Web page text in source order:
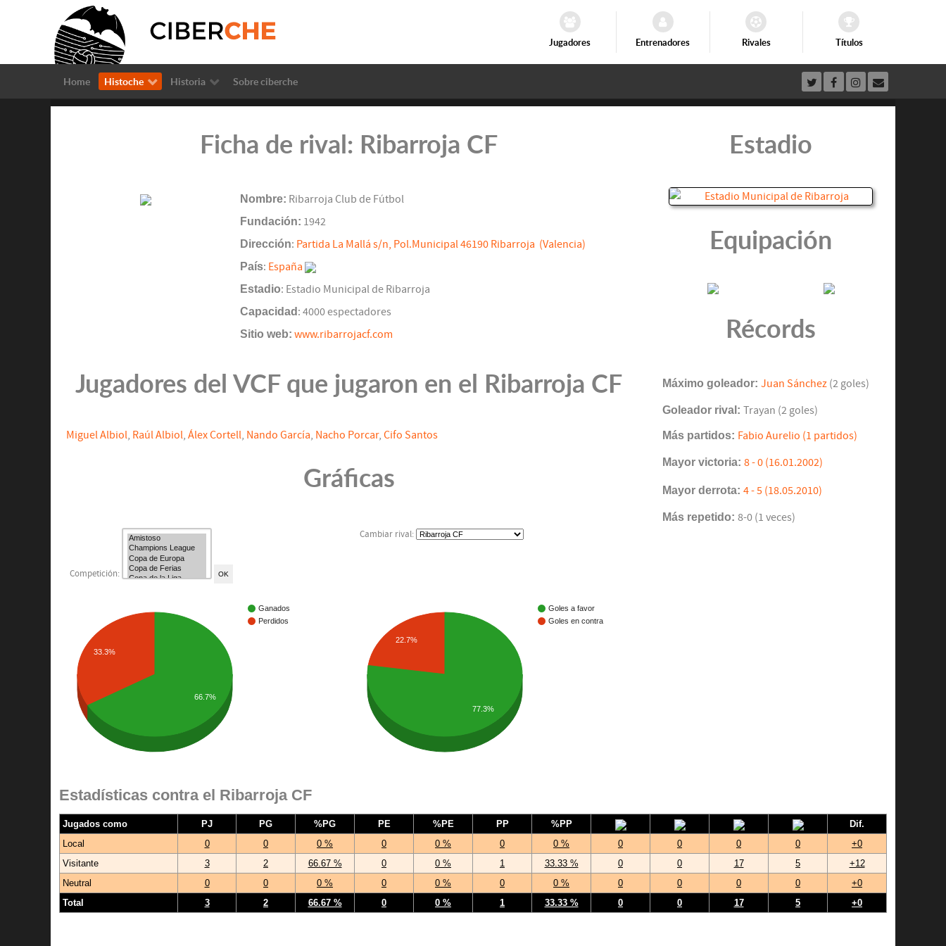
Jugadores Entrenadores Rivales Títulos
Home Histoche Historia Sobre ciberche
Ficha de rival: Ribarroja CF
Nombre: Ribarroja Club de Fútbol
Fundación: 1942
Dirección: Partida La Mallá s/n, Pol.Municipal 46190 Ribarroja (Valencia)
País: España
Estadio: Estadio Municipal de Ribarroja
Capacidad : 4000 espectadores
Sitio web: www.ribarrojacf.com
Jugadores del VCF que jugaron en el Ribarroja CF
Miguel Albiol, Raúl Albiol, Álex Cortell, Nando García, Nacho Porcar, Cifo Santos
Gráficas
Competición:
Cambiar rival:
Ganados
Perdidos
33.3%
66.7%
Goles a favor
Goles en contra
22.7%
77.3%
Estadio
Equipación
Récords
Máximo goleador: Juan Sánchez(2 goles)
Goleador rival: Trayan (2 goles)
Más partidos: Fabio Aurelio (1 partidos)
Mayor victoria: 8 - 0 (16.01.2002)
Mayor derrota: 4 - 5 (18.05.2010)
Más repetido: 8-0 (1 veces)
Estadísticas contra el Ribarroja CF
Jugados como PJ PG %PG PE %PE PP %PP
Dif.
Local
0 0 0 % 0 0 % 0 0 % 0 0 0 0
+0
Visitante
3 2 66.67 % 0 0 % 1 33.33 % 0 0 17 5
+12
Neutral
0 0 0 % 0 0 % 0 0 % 0 0 0 0
+0
Total
3 2 66.67 % 0 0 % 1 33.33 % 0 0 17 5 +0